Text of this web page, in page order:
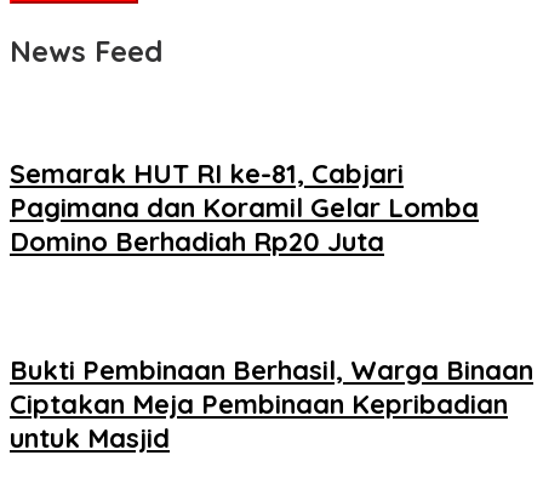
News Feed
Semarak HUT RI ke-81, Cabjari
Pagimana dan Koramil Gelar Lomba
Domino Berhadiah Rp20 Juta
Bukti Pembinaan Berhasil, Warga Binaan
Ciptakan Meja Pembinaan Kepribadian
untuk Masjid